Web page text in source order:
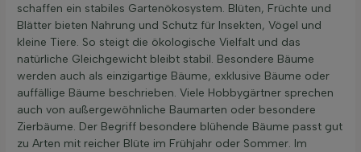
schaffen ein stabiles Gartenökosystem. Blüten, Früchte und
Blätter bieten Nahrung und Schutz für Insekten, Vögel und
kleine Tiere. So steigt die ökologische Vielfalt und das
natürliche Gleichgewicht bleibt stabil. Besondere Bäume
werden auch als einzigartige Bäume, exklusive Bäume oder
auffällige Bäume beschrieben. Viele Hobbygärtner sprechen
auch von außergewöhnliche Baumarten oder besondere
Zierbäume. Der Begriff besondere blühende Bäume passt gut
zu Arten mit reicher Blüte im Frühjahr oder Sommer. Im